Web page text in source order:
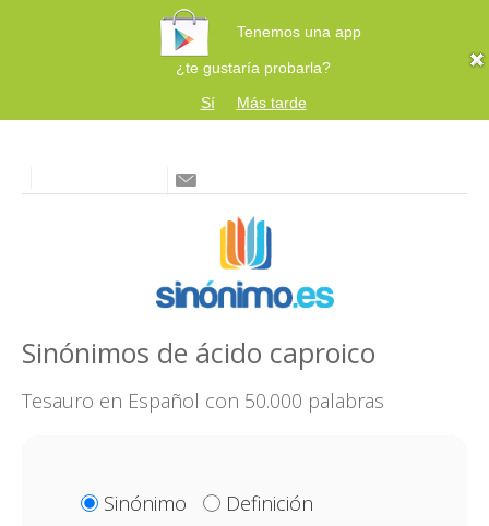
Tenemos una app
¿te gustaría probarla?
Sí
Más tarde
Sinónimos de ácido caproico
Tesauro en Español con 50.000 palabras
Sinónimo
Definición